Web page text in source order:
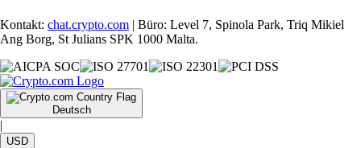
Kontakt: chat.crypto.com | Büro: Level 7, Spinola Park, Triq Mikiel
Ang Borg, St Julians SPK 1000 Malta.
Deutsch
|
USD